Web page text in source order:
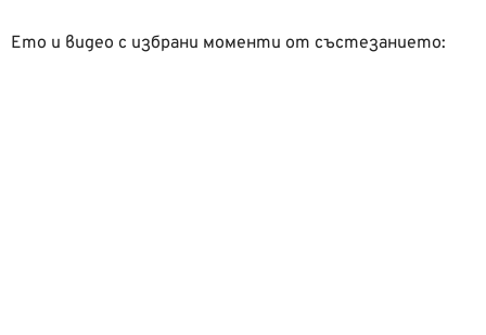
Ето и видео с избрани моменти от състезанието: